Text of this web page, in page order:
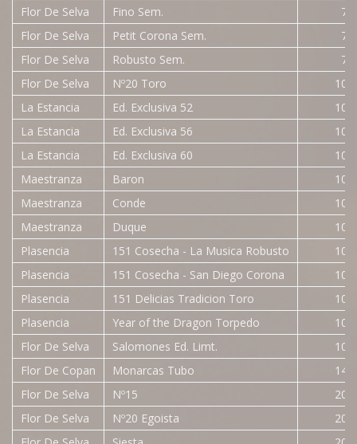
Flor De Selva
Fino Sem.
7
Flor De Selva
Petit Corona Sem.
7
Flor De Selva
Robusto Sem.
7
Flor De Selva
Nº20 Toro
10
La Estancia
Ed. Exclusiva 52
10
La Estancia
Ed. Exclusiva 56
10
La Estancia
Ed. Exclusiva 60
10
Maestranza
Baron
10
Maestranza
Conde
10
Maestranza
Duque
10
Plasencia
151 Cosecha - La Musica Robusto
10
Plasencia
151 Cosecha - San Diego Corona
10
Plasencia
151 Delicias Tradicion Toro
10
Plasencia
Year of the Dragon Torpedo
10
Flor De Selva
Salomones Ed. Limt.
10
Flor De Copan
Monarcas Tubo
14
Flor De Selva
Nº15
20
Flor De Selva
Nº20 Egoista
20